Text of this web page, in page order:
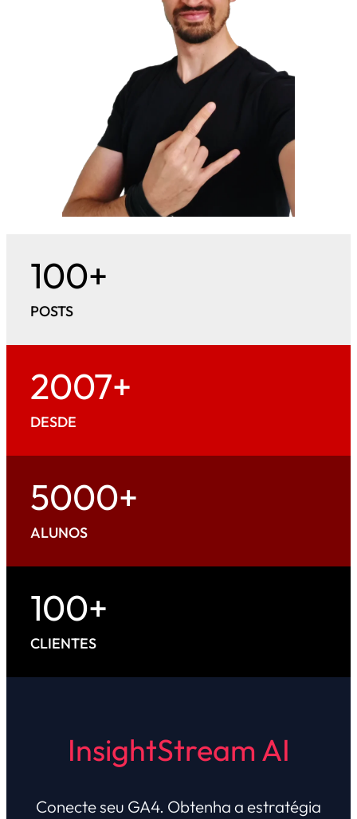
100+
POSTS
2007+
DESDE
5000+
ALUNOS
100+
CLIENTES
InsightStream AI
Conecte seu GA4. Obtenha a estratégia